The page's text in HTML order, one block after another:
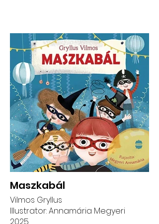
Maszkabál
Vilmos Gryllus
Illustrator: Annamária Megyeri